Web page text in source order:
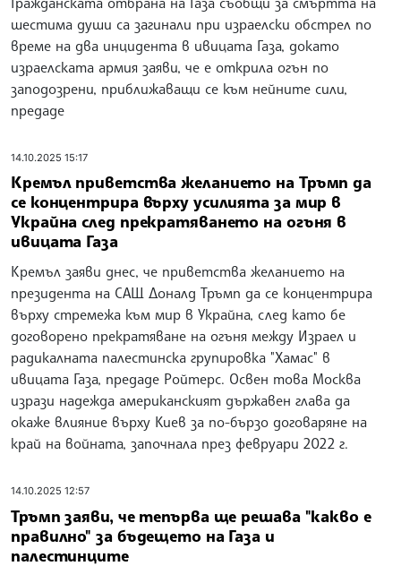
шестима души са загинали при израелски обстрел по
време на два инцидента в ивицата Газа, докато
израелската армия заяви, че е открила огън по
заподозрени, приближаващи се към нейните сили,
предаде
14.10.2025 15:17
Кремъл приветства желанието на Тръмп да
се концентрира върху усилията за мир в
Украйна след прекратяването на огъня в
ивицата Газа
Кремъл заяви днес, че приветства желанието на
президента на САЩ Доналд Тръмп да се концентрира
върху стремежа към мир в Украйна, след като бе
договорено прекратяване на огъня между Израел и
радикалната палестинска групировка "Хамас" в
ивицата Газа, предаде Ройтерс. Освен това Москва
изрази надежда американският държавен глава да
окаже влияние върху Киев за по-бързо договаряне на
край на войната, започнала през февруари 2022 г.
14.10.2025 12:57
Тръмп заяви, че тепърва ще решава "какво е
правилно" за бъдещето на Газа и
палестинците